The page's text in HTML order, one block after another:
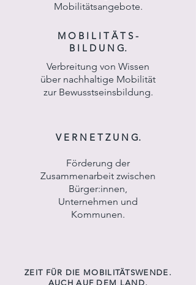
Mobilitätsangebote.
M O B I L I T Ä T S -
B I L D U N G.
Verbreitung von Wissen
über nachhaltige Mobilität
zur Bewusstseinsbildung.
V E R N E T Z U N G.
Förderung der
Zusammenarbeit zwischen
Bürger:innen,
Unternehmen und
Kommunen.
ZEIT FÜR DIE MOBILITÄTSWENDE.
AUCH AUF DEM LAND.